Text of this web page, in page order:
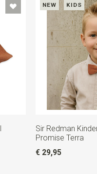
NEW KIDS
Sir Redman
Promise Terra
€ 29,95